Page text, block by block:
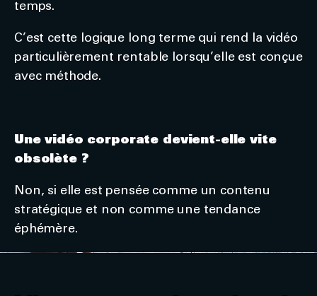
temps.
C’est cette logique long terme qui rend la vidéo
particulièrement rentable lorsqu’elle est conçue
avec méthode.
Une vidéo corporate devient-elle vite
obsolète ?
Non, si elle est pensée comme un contenu
stratégique et non comme une tendance
éphémère.